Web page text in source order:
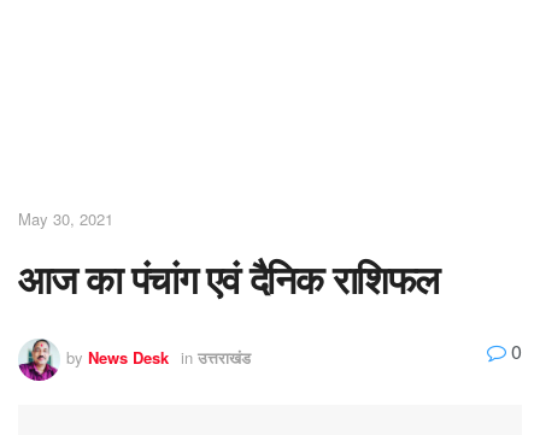
May 30, 2021
आज का पंचांग एवं दैनिक राशिफल
by News Desk in उत्तराखंड 0